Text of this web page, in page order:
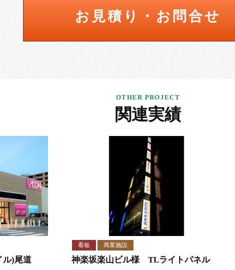
お見積り・お問合せ
関連実績
ル)尾道
看板 商業施設
神楽坂楽山ビル様 TLライトパネル